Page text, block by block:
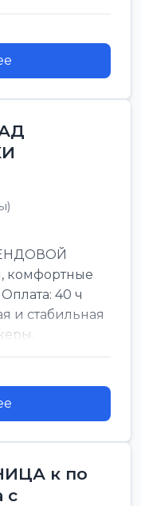
комфортные
40 ч
и стабильная
к по
с